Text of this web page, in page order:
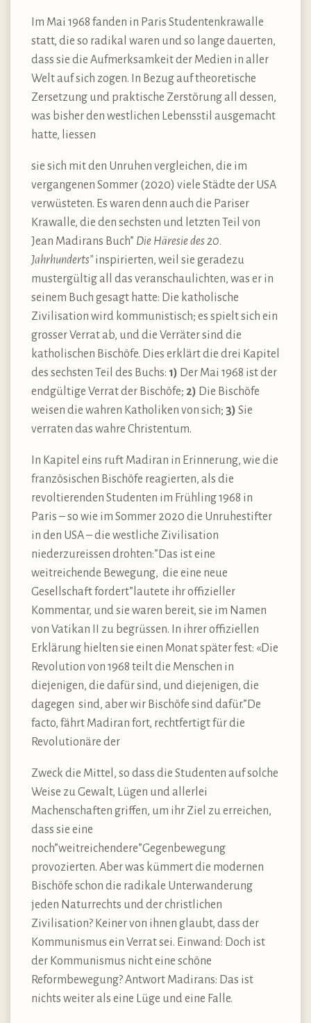
Im Mai 1968 fanden in Paris Studentenkrawalle
statt, die so radikal waren und so lange dauerten,
dass sie die Aufmerksamkeit der Medien in aller
Welt auf sich zogen. In Bezug auf theoretische
Zersetzung und praktische Zerstörung all dessen,
was bisher den westlichen Lebensstil ausgemacht
hatte, liessen
sie sich mit den Unruhen vergleichen, die im
vergangenen Sommer (2020) viele Städte der USA
verwüsteten. Es waren denn auch die Pariser
Krawalle, die den sechsten und letzten Teil von
Jean Madirans Buch” Die Häresie des 20.
Jahrhunderts” inspirierten, weil sie geradezu
mustergültig all das veranschaulichten, was er in
seinem Buch gesagt hatte: Die katholische
Zivilisation wird kommunistisch; es spielt sich ein
grosser Verrat ab, und die Verräter sind die
katholischen Bischöfe. Dies erklärt die drei Kapitel
des sechsten Teil des Buchs: 1) Der Mai 1968 ist der
endgültige Verrat der Bischöfe; 2) Die Bischöfe
weisen die wahren Katholiken von sich; 3) Sie
verraten das wahre Christentum.
In Kapitel eins ruft Madiran in Erinnerung, wie die
französischen Bischöfe reagierten, als die
revoltierenden Studenten im Frühling 1968 in
Paris – so wie im Sommer 2020 die Unruhestifter
in den USA – die westliche Zivilisation
niederzureissen drohten:”Das ist eine
weitreichende Bewegung, die eine neue
Gesellschaft fordert”lautete ihr offizieller
Kommentar, und sie waren bereit, sie im Namen
von Vatikan II zu begrüssen. In ihrer offiziellen
Erklärung hielten sie einen Monat später fest: «Die
Revolution von 1968 teilt die Menschen in
diejenigen, die dafür sind, und diejenigen, die
dagegen sind, aber wir Bischöfe sind dafür.”De
facto, fährt Madiran fort, rechtfertigt für die
Revolutionäre der
Zweck die Mittel, so dass die Studenten auf solche
Weise zu Gewalt, Lügen und allerlei
Machenschaften griffen, um ihr Ziel zu erreichen,
dass sie eine
noch”weitreichendere”Gegenbewegung
provozierten. Aber was kümmert die modernen
Bischöfe schon die radikale Unterwanderung
jeden Naturrechts und der christlichen
Zivilisation? Keiner von ihnen glaubt, dass der
Kommunismus ein Verrat sei. Einwand: Doch ist
der Kommunismus nicht eine schöne
Reformbewegung? Antwort Madirans: Das ist
nichts weiter als eine Lüge und eine Falle.